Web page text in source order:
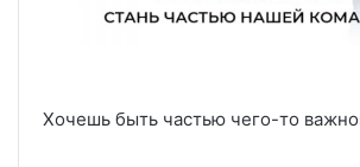
Хочешь быть частью чего-то